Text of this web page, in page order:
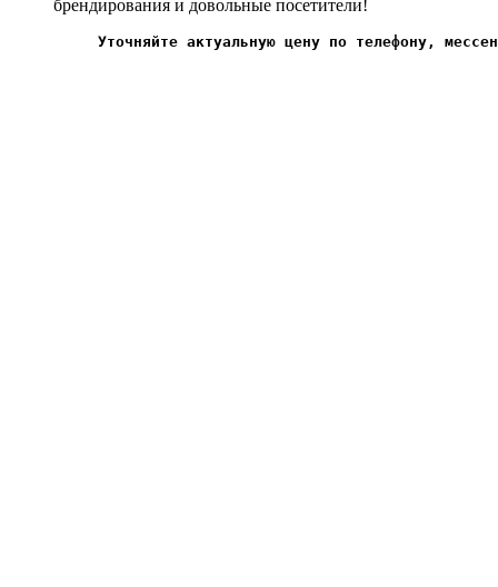
брендирования и довольные посетители!